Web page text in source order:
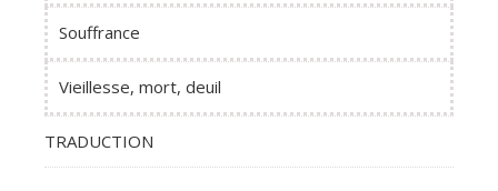
Souffrance
Vieillesse, mort, deuil
TRADUCTION